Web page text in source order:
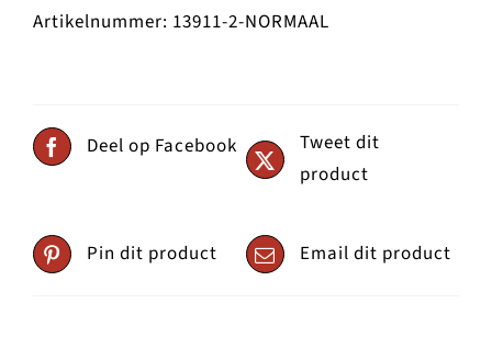
Artikelnummer: 13911-2-NORMAAL
Deel op Facebook
Tweet dit
product
Pin dit product Email dit product